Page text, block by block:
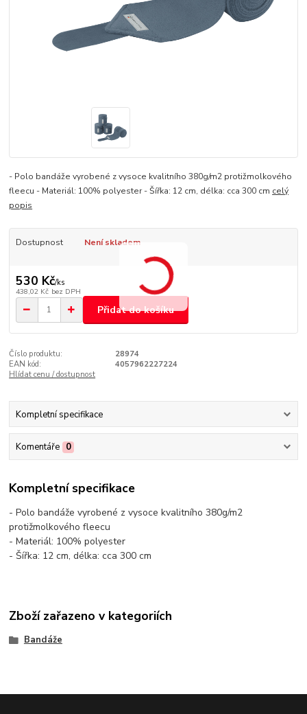
- Polo bandáže vyrobené z vysoce kvalitního 380g/m2 protižmolkového
fleecu - Materiál: 100% polyester - Šířka: 12 cm, délka: cca 300 cm celý
popis
Dostupnost Není skladem
530 Kč/ks
438,02 Kč bez DPH
Přidat do košíku
Číslo produktu:
28974
EAN kód:
4057962227224
Hlídat cenu / dostupnost
Kompletní specifikace
Komentáře 0
Kompletní specifikace
- Polo bandáže vyrobené z vysoce kvalitního 380g/m2
protižmolkového fleecu
- Materiál: 100% polyester
- Šířka: 12 cm, délka: cca 300 cm
Zboží zařazeno v kategoriích
Bandáže